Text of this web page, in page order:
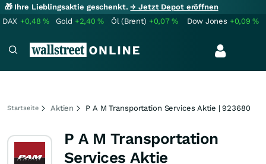
🎁 Ihre Lieblingsaktie geschenkt.→ Jetzt Depot eröffnen
DAX +0,48% Gold +2,40% Öl (Brent) +0,07% Dow Jones +0,09%
Startseite Aktien P A M Transportation Services Aktie | 923680
P A M Transportation
Services Aktie